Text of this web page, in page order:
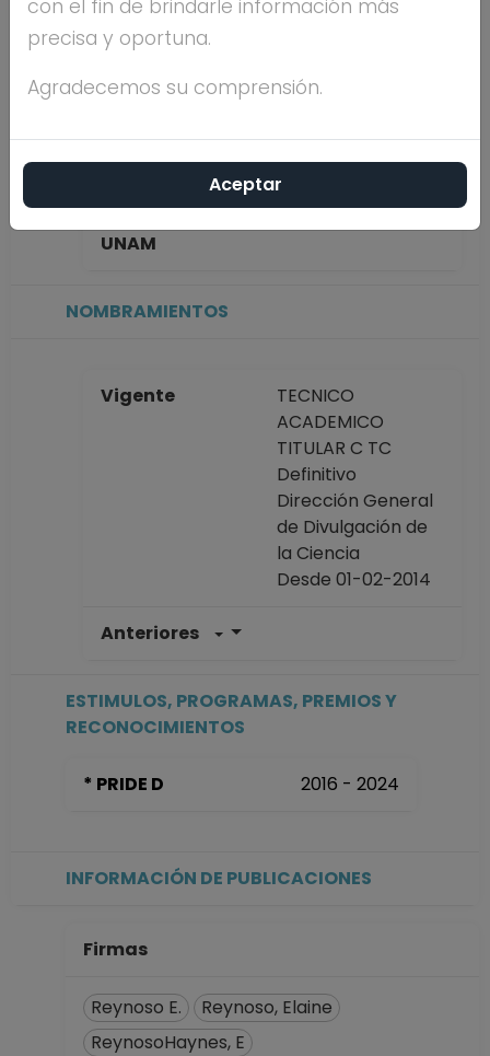
HAYNES
estudios
Antigüedad
UNAM
NOMBRAMIENTOS
Vigente
TECNICO
ACADEMICO
TITULAR C TC
Definitivo
Dirección General
de Divulgación de
la Ciencia
Desde 01-02-2014
Anteriores
Definitivo
la Ciencia
registros en el SIIA)
ESTIMULOS, PROGRAMAS, PREMIOS Y
RECONOCIMIENTOS
* PRIDE D 2016 - 2024
INFORMACIÓN DE PUBLICACIONES
Firmas
Reynoso E.
Reynoso, Elaine
ReynosoHaynes, E
con el fin de brindarle información más
precisa y oportuna.
Agradecemos su comprensión.
Aceptar